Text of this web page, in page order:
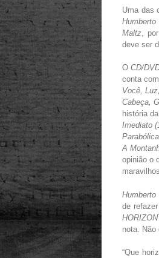
Uma das
Humberto
Maltz ,
deve ser
O CD/
conta
Você,
Cabeça,
história
Imediato
A
opinião o
Humberto
de
nota. Não
“Que